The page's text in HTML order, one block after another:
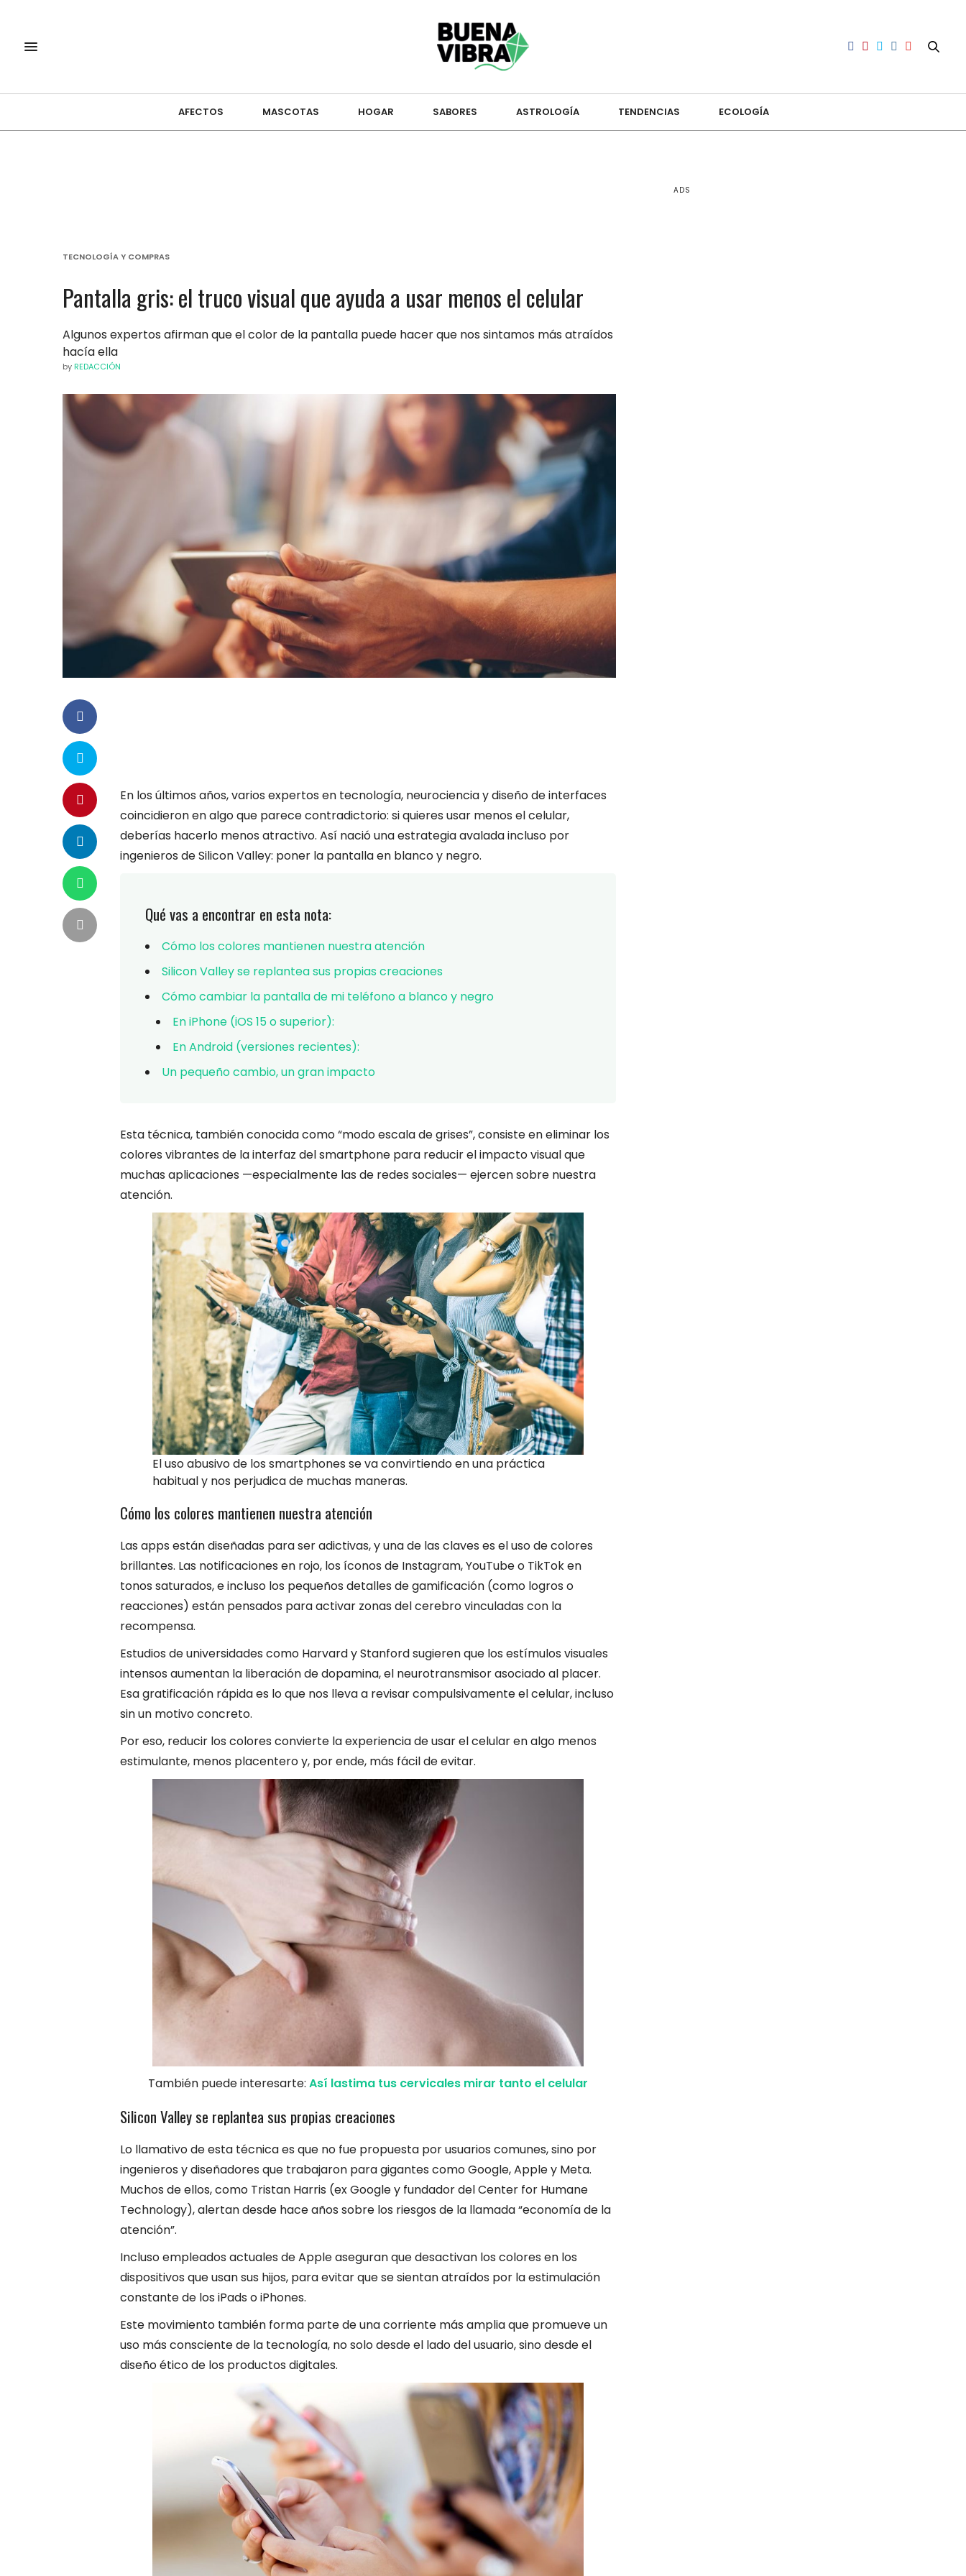
AFECTOS MASCOTAS HOGAR SABORES ASTROLOGÍA TENDENCIAS ECOLOGÍA
TECNOLOGÍA Y COMPRAS
Pantalla gris: el truco visual que ayuda a usar menos el celular
Algunos expertos afirman que el color de la pantalla puede hacer que nos sintamos más atraídos
hacía ella
by REDACCIÓN
En los últimos años, varios expertos en tecnología, neurociencia y diseño de interfaces
coincidieron en algo que parece contradictorio: si quieres usar menos el celular,
deberías hacerlo menos atractivo. Así nació una estrategia avalada incluso por
ingenieros de Silicon Valley: poner la pantalla en blanco y negro.
Qué vas a encontrar en esta nota:
Cómo los colores mantienen nuestra atención
Silicon Valley se replantea sus propias creaciones
Cómo cambiar la pantalla de mi teléfono a blanco y negro
En iPhone (iOS 15 o superior):
En Android (versiones recientes):
Un pequeño cambio, un gran impacto
Esta técnica, también conocida como “modo escala de grises”, consiste en eliminar los
colores vibrantes de la interfaz del smartphone para reducir el impacto visual que
muchas aplicaciones —especialmente las de redes sociales— ejercen sobre nuestra
atención.
El uso abusivo de los smartphones se va convirtiendo en una práctica
habitual y nos perjudica de muchas maneras.
Cómo los colores mantienen nuestra atención
Las apps están diseñadas para ser adictivas, y una de las claves es el uso de colores
brillantes. Las notificaciones en rojo, los íconos de Instagram, YouTube o TikTok en
tonos saturados, e incluso los pequeños detalles de gamificación (como logros o
reacciones) están pensados para activar zonas del cerebro vinculadas con la
recompensa.
Estudios de universidades como Harvard y Stanford sugieren que los estímulos visuales
intensos aumentan la liberación de dopamina, el neurotransmisor asociado al placer.
Esa gratificación rápida es lo que nos lleva a revisar compulsivamente el celular, incluso
sin un motivo concreto.
Por eso, reducir los colores convierte la experiencia de usar el celular en algo menos
estimulante, menos placentero y, por ende, más fácil de evitar.
También puede interesarte: Así lastima tus cervicales mirar tanto el celular
Silicon Valley se replantea sus propias creaciones
Lo llamativo de esta técnica es que no fue propuesta por usuarios comunes, sino por
ingenieros y diseñadores que trabajaron para gigantes como Google, Apple y Meta.
Muchos de ellos, como Tristan Harris (ex Google y fundador del Center for Humane
Technology), alertan desde hace años sobre los riesgos de la llamada “economía de la
atención”.
Incluso empleados actuales de Apple aseguran que desactivan los colores en los
dispositivos que usan sus hijos, para evitar que se sientan atraídos por la estimulación
constante de los iPads o iPhones.
Este movimiento también forma parte de una corriente más amplia que promueve un
uso más consciente de la tecnología, no solo desde el lado del usuario, sino desde el
diseño ético de los productos digitales.
ADS